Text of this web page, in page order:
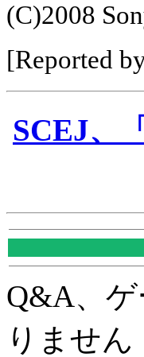
(C)2008
[Reported
SCEJ、
Q&A、
りません